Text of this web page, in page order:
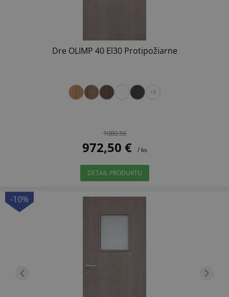
Dre OLIMP 40 El30 Protipožiarne
+8
1080.56
972,50 € / ks
DETAIL PRODUKTU
-10%